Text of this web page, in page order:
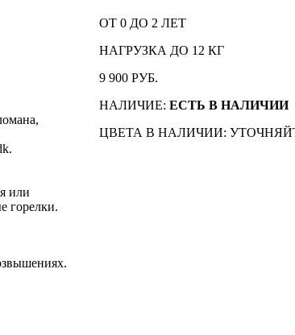
или
горелки.
ОТ 0 ДО 2 ЛЕТ
НАГРУЗКА ДО 12 КГ
9 900 РУБ.
НАЛИЧИЕ: ЕСТЬ В НАЛИЧИИ
ЦВЕТА В НАЛИЧИИ: